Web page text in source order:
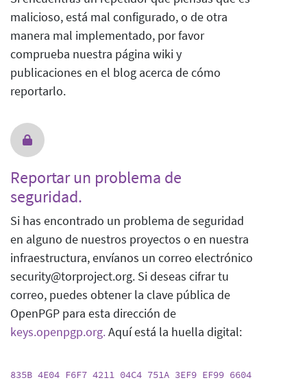
malicioso, está mal configurado, o de otra
manera mal implementado, por favor
comprueba nuestra página wiki y
publicaciones en el blog acerca de cómo
reportarlo.
Reportar un problema de
seguridad.
Si has encontrado un problema de seguridad
en alguno de nuestros proyectos o en nuestra
infraestructura, envíanos un correo electrónico
security@torproject.org. Si deseas cifrar tu
correo, puedes obtener la clave pública de
OpenPGP para esta dirección de
keys.openpgp.org.Aquí está la huella digital:
835B 4E04 F6F7 4211 04C4 751A 3EF9 EF99 6604